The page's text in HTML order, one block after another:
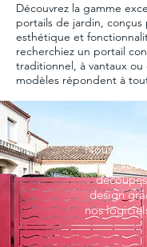
Découvrez la gamme
portails de jardin, conçus
esthétique et
recherchiez un portail
traditionnel, à vantaux ou
modèles répondent à
Nous
avec vous
design
nos